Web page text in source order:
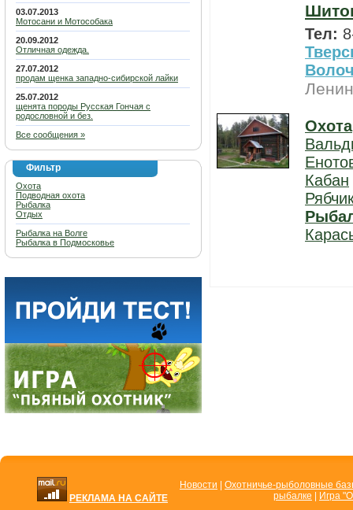
03.07.2013
Мотосани и Мотособака
20.09.2012
Отличная одежда.
27.07.2012
продам щенка западно-сибирской лайки
25.07.2012
щенята породы Русская Гончая с
родословной и без.
Все сообщения »
Фильтр
Охота
Подводная охота
Рыбалка
Отдых
Рыбалка на Волге
Рыбалка в Подмосковье
Тел:
Охота
Кабан
РЕКЛАМА НА САЙТЕ
Новости
Охотничье-рыболовные
рыбалке
Игра